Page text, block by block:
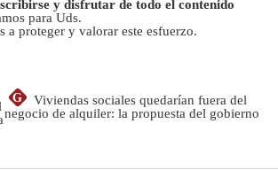
y disfrutar de todo el contenido
para Uds.
a proteger y valorar este esfuerzo.
G
Viviendas sociales quedarían fuera del
negocio de alquiler: la propuesta del gobierno